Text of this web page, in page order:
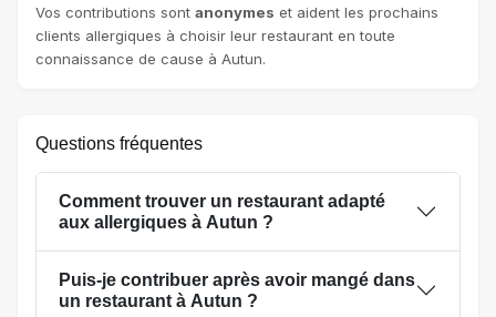
Vos contributions sont anonymes et aident les prochains
clients allergiques à choisir leur restaurant en toute
connaissance de cause à Autun.
Questions fréquentes
Comment trouver un restaurant adapté
aux allergiques à Autun ?
Puis-je contribuer après avoir mangé dans
un restaurant à Autun ?